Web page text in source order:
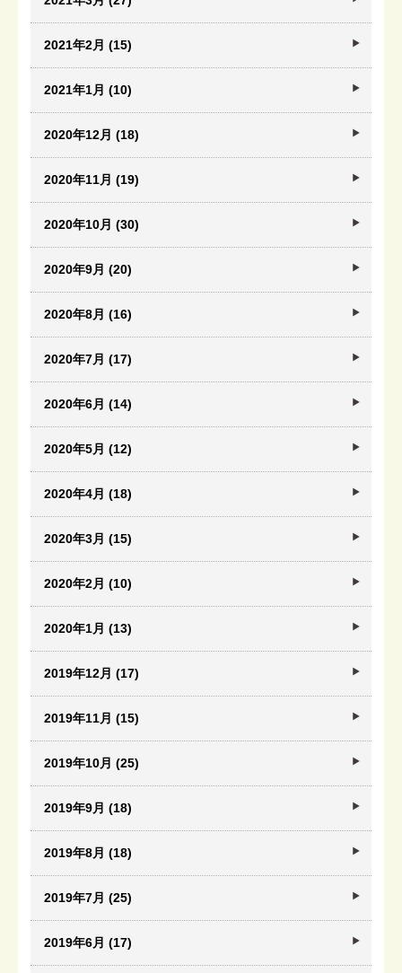
2021年2月 (15)
2021年1月 (10)
2020年12月 (18)
2020年11月 (19)
2020年10月 (30)
2020年9月 (20)
2020年8月 (16)
2020年7月 (17)
2020年6月 (14)
2020年5月 (12)
2020年4月 (18)
2020年3月 (15)
2020年2月 (10)
2020年1月 (13)
2019年12月 (17)
2019年11月 (15)
2019年10月 (25)
2019年9月 (18)
2019年8月 (18)
2019年7月 (25)
2019年6月 (17)